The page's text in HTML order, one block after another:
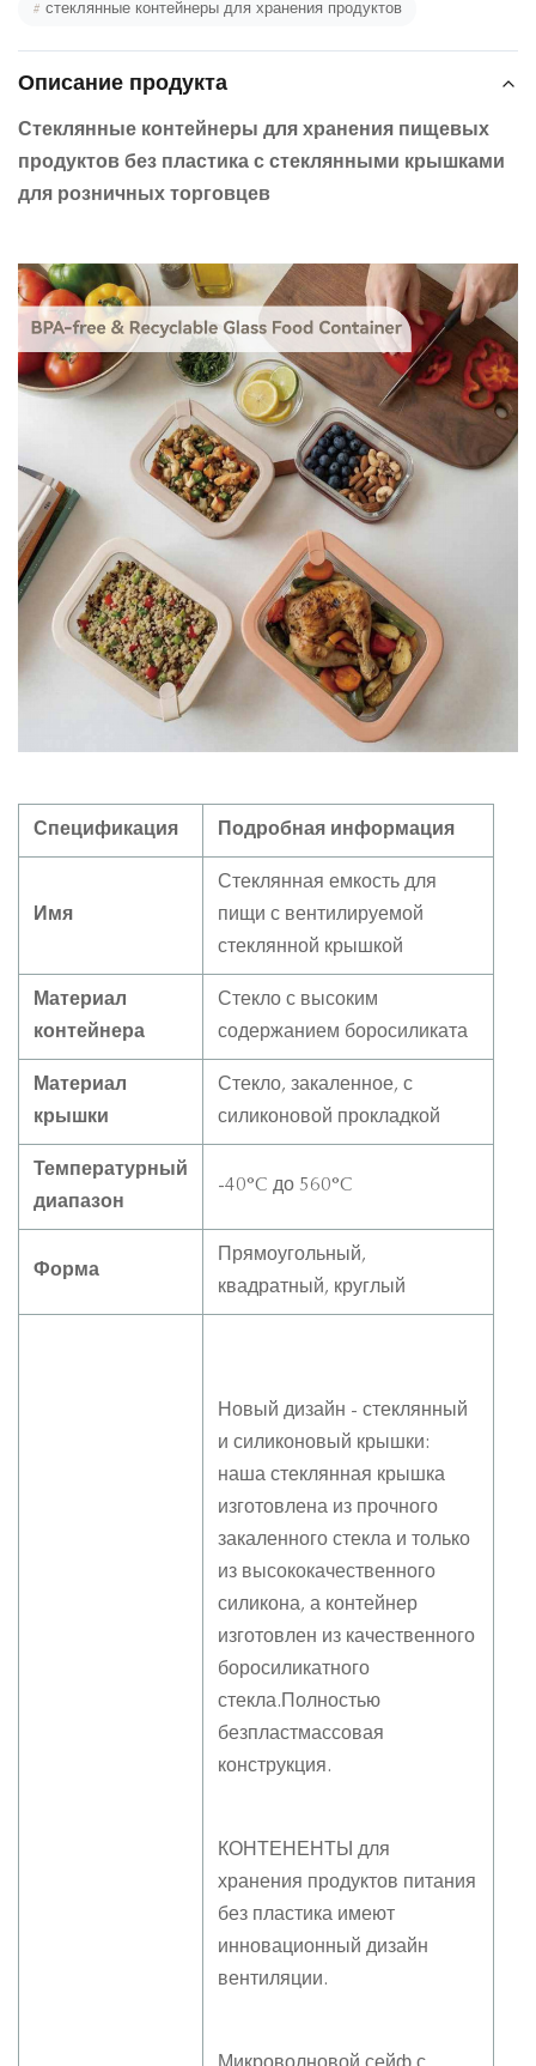
# стеклянные контейнеры для хранения продуктов
Описание продукта
Стеклянные контейнеры для хранения пищевых
продуктов без пластика с стеклянными крышками
для розничных торговцев
Спецификация Подробная информация
Имя
Стеклянная емкость для
пищи с вентилируемой
стеклянной крышкой
Материал
контейнера
Стекло с высоким
содержанием боросиликата
Материал
крышки
Стекло, закаленное, с
силиконовой прокладкой
Температурный
диапазон
-40°C до 560°C
Форма
Прямоугольный,
квадратный, круглый
Новый дизайн - стеклянный
и силиконовый крышки:
наша стеклянная крышка
изготовлена из прочного
закаленного стекла и только
из высококачественного
силикона, а контейнер
изготовлен из качественного
боросиликатного
стекла.Полностью
безпластмассовая
конструкция.
КОНТЕНЕНТЫ для
хранения продуктов питания
без пластика имеют
инновационный дизайн
вентиляции.